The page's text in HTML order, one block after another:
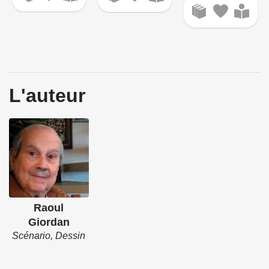
L'auteur
Raoul
Giordan
Scénario, Dessin